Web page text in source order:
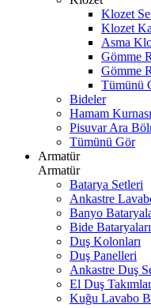
Klozet
Klozet
Asma
Gömme
Gömme
Tümünü
Bideler
Hamam Kurnası
Pisuvar Ara
Tümünü Gör
Armatür
Armatür
Batarya Setleri
Ankastre
Banyo
Bide Bataryaları
Duş Kolonları
Duş Panelleri
Ankastre Duş
El Duş
Kuğu Lavabo